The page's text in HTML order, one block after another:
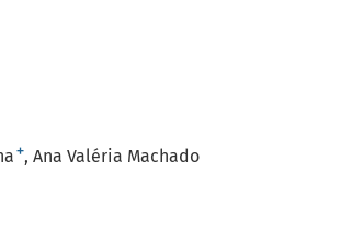
+
Ana Valéria Machado